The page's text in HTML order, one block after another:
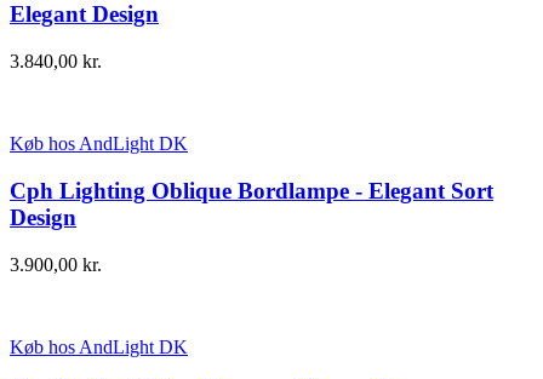
Elegant Design
3.840,00 kr.
Køb hos AndLight DK
Cph Lighting Oblique Bordlampe - Elegant Sort
Design
3.900,00 kr.
Køb hos AndLight DK